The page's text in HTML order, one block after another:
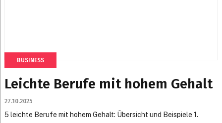
BUSINESS
Leichte Berufe mit hohem Gehalt
27.10.2025
5 leichte Berufe mit hohem Gehalt: Übersicht und Beispiele 1.